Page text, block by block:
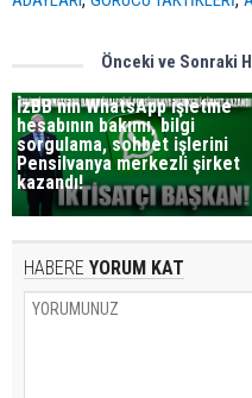
Önceki ve Sonraki
İzBB'nin WhatsApp işletme
hesabının bakımı, bilgi
sorgulama, sohbet işlerini
Pensilvanya merkezli şirket
kazandı!
HABERE YORUM KAT